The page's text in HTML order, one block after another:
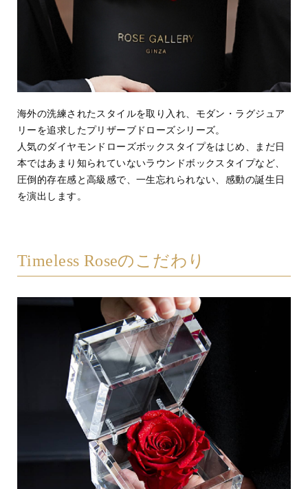
海外の洗練されたスタイルを取り入れ、モダン・ラグジュア
リーを追求したプリザーブドローズシリーズ。
人気のダイヤモンドローズボックスタイプをはじめ、まだ日
本ではあまり知られていないラウンドボックスタイプなど、
圧倒的存在感と高級感で、一生忘れられない、感動の誕生日
を演出します。
Timeless Roseのこだわり